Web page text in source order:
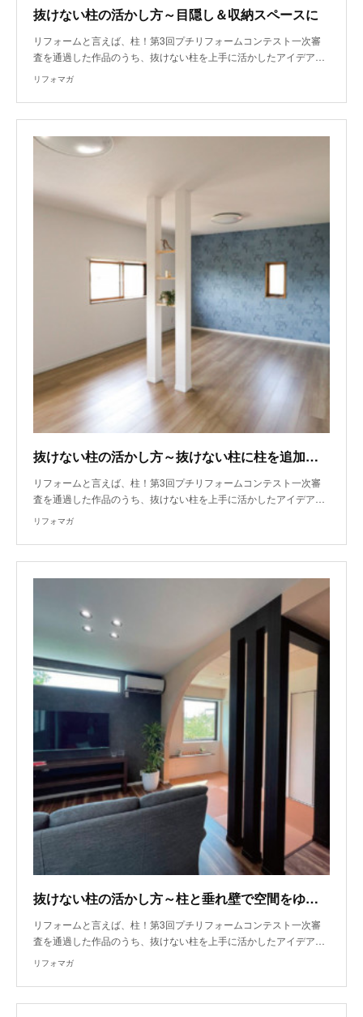
抜けない柱の活かし方～目隠し＆収納スペースに
リフォームと言えば、柱！第3回プチリフォームコンテスト一次審
査を通過した作品のうち、抜けない柱を上手に活かしたアイデア…
リフォマガ
抜けない柱の活かし方～抜けない柱に柱を追加！？
リフォームと言えば、柱！第3回プチリフォームコンテスト一次審
査を通過した作品のうち、抜けない柱を上手に活かしたアイデア…
リフォマガ
抜けない柱の活かし方～柱と垂れ壁で空間をゆるく分ける
リフォームと言えば、柱！第3回プチリフォームコンテスト一次審
査を通過した作品のうち、抜けない柱を上手に活かしたアイデア…
リフォマガ